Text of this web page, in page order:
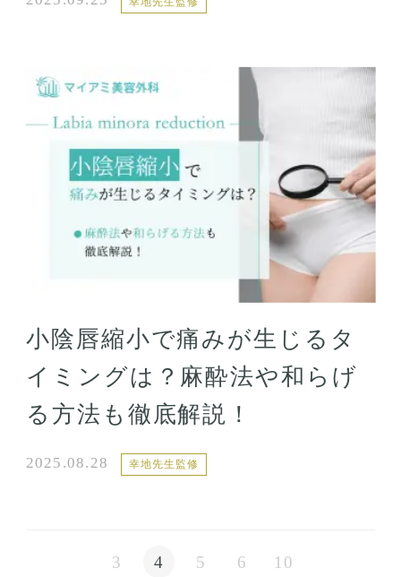
小陰唇縮小で痛みが生じるタ
イミングは？麻酔法や和らげ
る方法も徹底解説！
2025.08.28 幸地先生監修
3 4 5 6 10